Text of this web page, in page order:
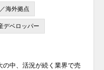
海外拠点
デベロッパー
中、活況が続く業界で売